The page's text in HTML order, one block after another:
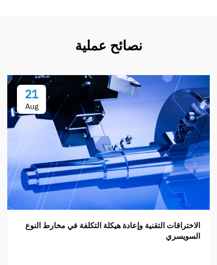
نصائح عملية
21
Aug
الاختراقات التقنية وإعادة هيكلة التكلفة في مخارط النوع
السويسري